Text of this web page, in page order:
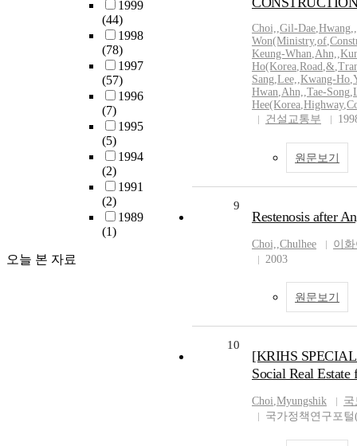
1999
(44)
1998
(78)
1997
(57)
1996
(7)
1995
(5)
1994
(2)
1991
(2)
1989
(1)
오늘 본 자료
Choi,,Gil-Dae,Hwang,,
Won(Ministry,of,
Keung-Whan,Ahn,,
Ho(Korea,Road,&,
Sang,Lee,,Kwang-Ho,
Hwan,Ahn,,Tae-Song,
Hee(Korea,Highway,
건설교통부
원문보기
9
Restenosis after
Choi,,Chulhee
이
2003
원문보기
10
[KRIHS
Social Real
Choi,Myungshik
국가정책연구포